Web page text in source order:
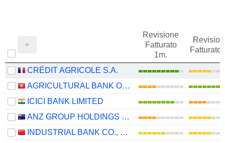
Revisione
Fatturato
1m.
Fatturato
CRÉDIT AGRICOLE S.A.
AGRICULTURAL BANK OF CHINA LIMITED
ICICI BANK LIMITED
ANZ GROUP HOLDINGS LIMITED
INDUSTRIAL BANK CO., LTD.